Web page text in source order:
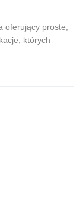
oferujący proste,
których